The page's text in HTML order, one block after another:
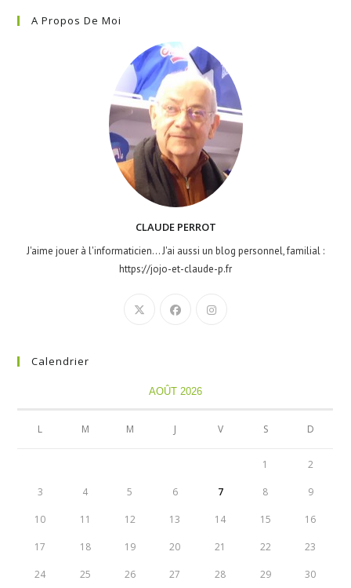
A Propos De Moi
CLAUDE PERROT
J'aime jouer à l'informaticien... J'ai aussi un blog personnel, familial :
https://jojo-et-claude-p.fr
Calendrier
AOÛT 2026
L M M J V S D
1 2
3 4 5 6 7 8 9
10 11 12 13 14 15 16
17 18 19 20 21 22 23
24 25 26 27 28 29 30